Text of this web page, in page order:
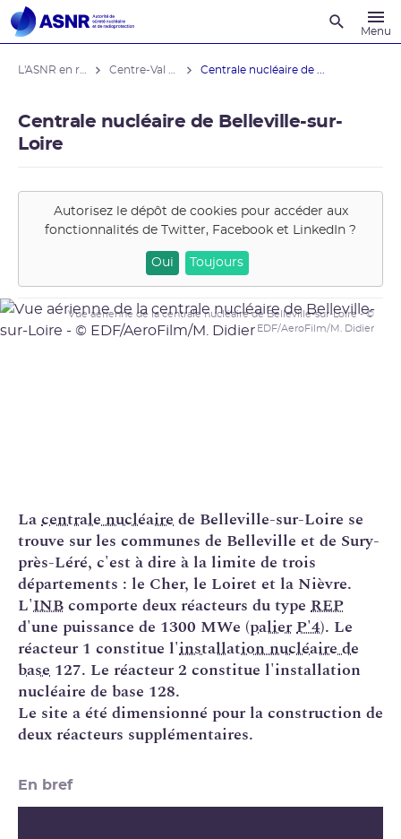
Menu
Centrale nucléaire de ...
Centrale nucléaire de Belleville-sur-
Loire
Autorisez le dépôt de cookies pour accéder aux
fonctionnalités de Twitter, Facebook et LinkedIn ?
Oui Toujours
Vue aérienne de la centrale nucléaire de Belleville-sur-Loire - ©
EDF/AeroFilm/M. Didier
Lacentrale nucléairede Belleville-sur-Loire se
trouve sur les communes de Belleville et de Sury-
près-Léré, c'est à dire à la limite de trois
départements : le Cher, le Loiret et la Nièvre.
L'INBcomporte deux réacteurs du type REP
d'une puissance de 1300 MWe (palierP'4). Le
réacteur 1 constitue l'installation nucléaire de
base 127. Le réacteur 2 constitue l'installation
nucléaire de base 128.
Le site a été dimensionné pour la construction de
deux réacteurs supplémentaires.
En bref